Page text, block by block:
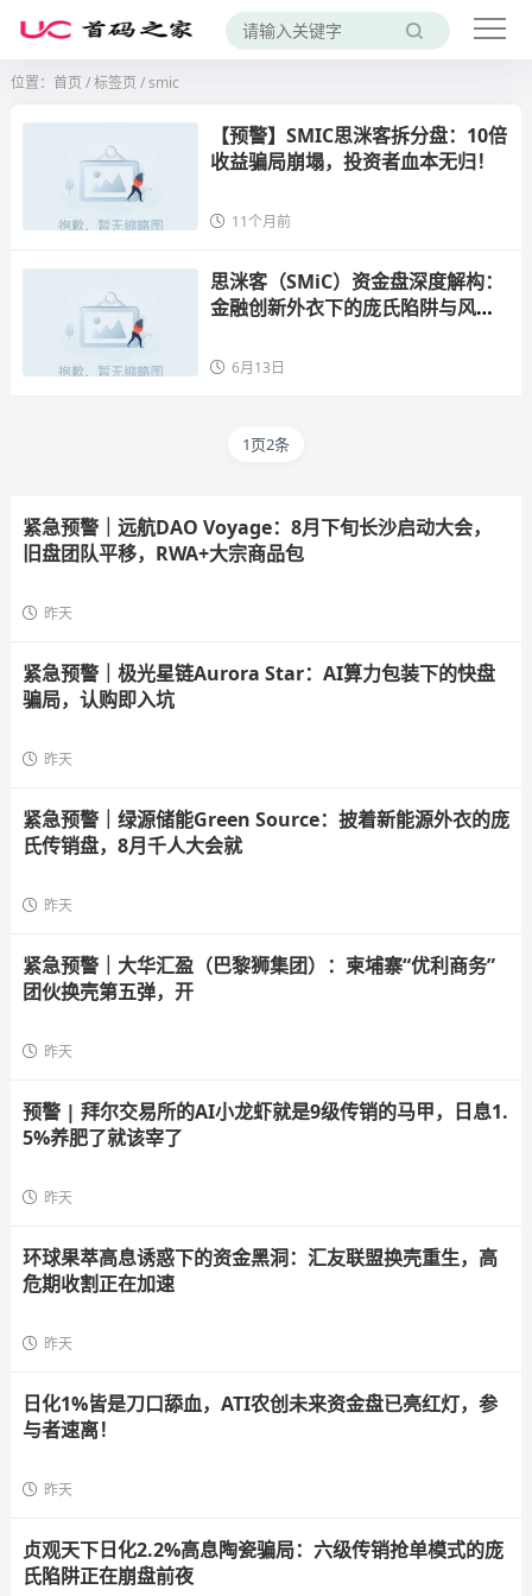
位置： 首页 /标签页 / smic
【预警】SMIC思洣客拆分盘：10倍
收益骗局崩塌，投资者血本无归！
11个月前
思洣客（SMiC）资金盘深度解构：
金融创新外衣下的庞氏陷阱与风险
6月13日
1页2条
紧急预警｜远航DAO Voyage：8月下旬长沙启动大会，
旧盘团队平移，RWA+大宗商品包
昨天
紧急预警｜极光星链Aurora Star：AI算力包装下的快盘
骗局，认购即入坑
昨天
紧急预警｜绿源储能Green Source：披着新能源外衣的庞
氏传销盘，8月千人大会就
昨天
紧急预警｜大华汇盈（巴黎狮集团）：柬埔寨“优利商务”
团伙换壳第五弹，开
昨天
预警 | 拜尔交易所的AI小龙虾就是9级传销的马甲，日息1.
5%养肥了就该宰了
昨天
环球果萃高息诱惑下的资金黑洞：汇友联盟换壳重生，高
危期收割正在加速
昨天
日化1%皆是刀口舔血，ATI农创未来资金盘已亮红灯，参
与者速离！
昨天
贞观天下日化2.2%高息陶瓷骗局：六级传销抢单模式的庞
氏陷阱正在崩盘前夜